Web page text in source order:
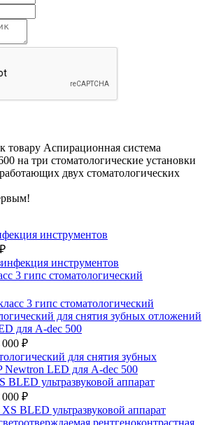
товару Аспирационная система
на три стоматологические установки
двух стоматологических
инструментов
3 гипс стоматологический
для снятия зубных отложений
для A-dec 500
000 ₽
BLED ультразвуковой аппарат
000 ₽
рентгеноконтрастная